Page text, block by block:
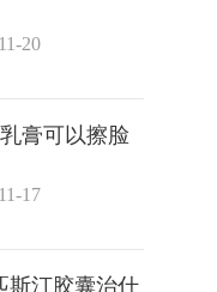
20
膏可以擦脸
17
斯汀胶囊治什